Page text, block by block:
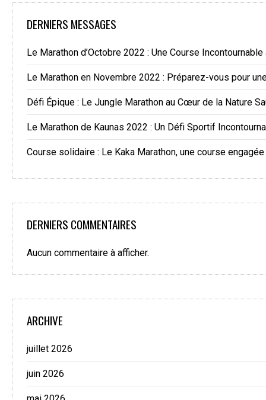
DERNIERS MESSAGES
Le Marathon d’Octobre 2022 : Une Course
Le Marathon en Novembre 2022 : Préparez-vous pour
Défi Épique : Le Jungle Marathon au Cœur de la Nature
Le Marathon de Kaunas 2022 : Un Défi Sportif
Course solidaire : Le Kaka Marathon, une course
DERNIERS COMMENTAIRES
Aucun commentaire à afficher.
ARCHIVE
juillet 2026
juin 2026